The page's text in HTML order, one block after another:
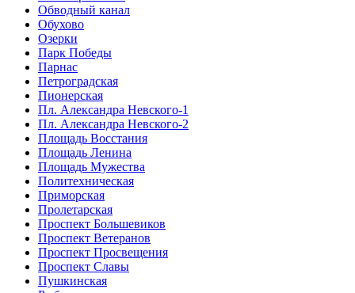
Обводный канал
Обухово
Озерки
Парк Победы
Парнас
Петроградская
Пионерская
Пл. Александра Невского-1
Пл. Александра Невского-2
Площадь Восстания
Площадь Ленина
Площадь Мужества
Политехническая
Приморская
Пролетарская
Проспект Большевиков
Проспект Ветеранов
Проспект Просвещения
Проспект Славы
Пушкинская